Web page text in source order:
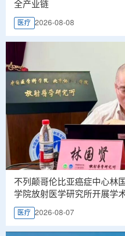
全产业链
医疗 2026-08-08
不列颠哥伦比亚癌症中心林
学院放射医学研究所开展学
医疗 2026-08-07